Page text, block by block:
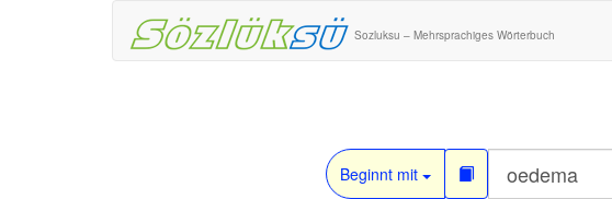
Sozluksu – Mehrsprachiges Wörterbuch
Beginnt mit